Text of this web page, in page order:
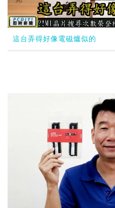
這台弄得好像電磁爐似的